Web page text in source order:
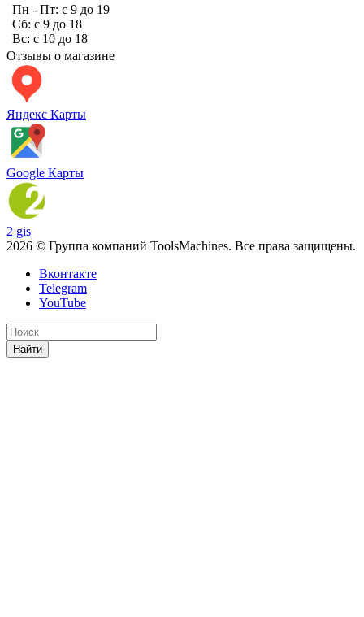
Пн - Пт: с 9 до 19
Сб: с 9 до 18
Вс: с 10 до 18
Отзывы о магазине
Яндекс Карты
Google Карты
2 gis
2026 © Группа компаний ToolsMachines. Все права защищены.
Вконтакте
Telegram
YouTube
Найти